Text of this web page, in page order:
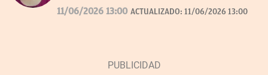
curiosidades, mascotas, consumo y Lotería de
Navidad.
11/06/2026 13:00 ACTUALIZADO: 11/06/2026 13:00